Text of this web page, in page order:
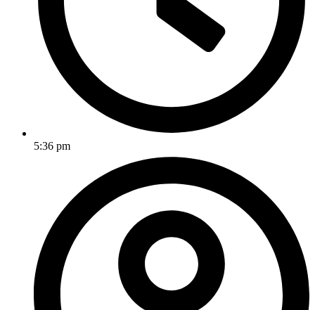
5:36 pm